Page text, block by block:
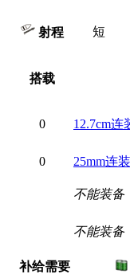
射程 短
搭载
0 12.7cm连
0 25mm连
不能装备
不能装备
补给需要